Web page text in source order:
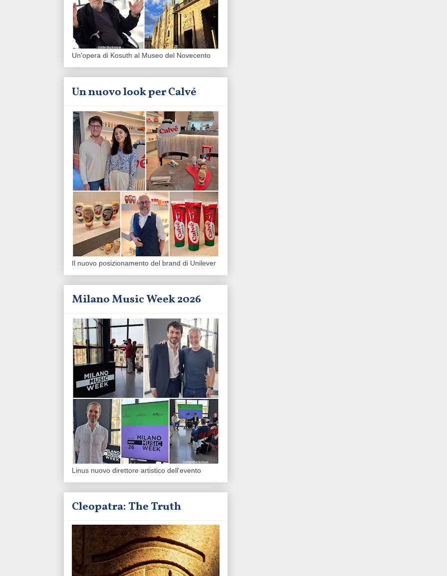
Un'opera di Kosuth al Museo del Novecento
Un nuovo look per Calvé
Il nuovo posizionamento del brand di Unilever
Milano Music Week 2026
Linus nuovo direttore artistico dell'evento
Cleopatra: The Truth